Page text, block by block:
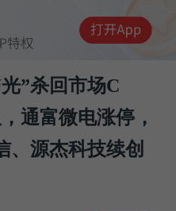
”杀回市场C
通富微电涨停，
、源杰科技续创